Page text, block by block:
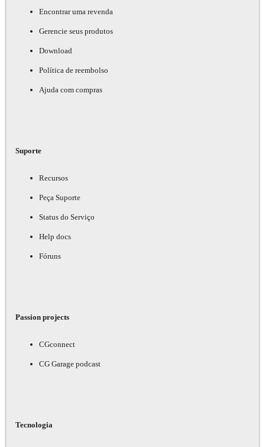
Encontrar uma revenda
Gerencie seus produtos
Download
Política de reembolso
Ajuda com compras
Suporte
Recursos
Peça Suporte
Status do Serviço
Help docs
Fóruns
Passion projects
CGconnect
CG Garage podcast
Tecnologia